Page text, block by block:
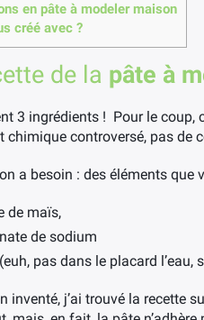
en pâte à modeler maison
créé avec ?
de la pâte à
3 ingrédients ! Pour le coup,
chimique controversé, pas de
a besoin : des éléments
de maïs,
de sodium
pas dans le placard l’eau,
inventé, j’ai trouvé la recette